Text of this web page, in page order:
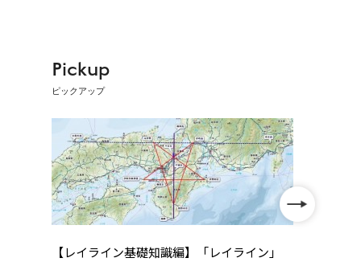
Pickup
ピックアップ
【レイライン基礎知識編】「レイライン」